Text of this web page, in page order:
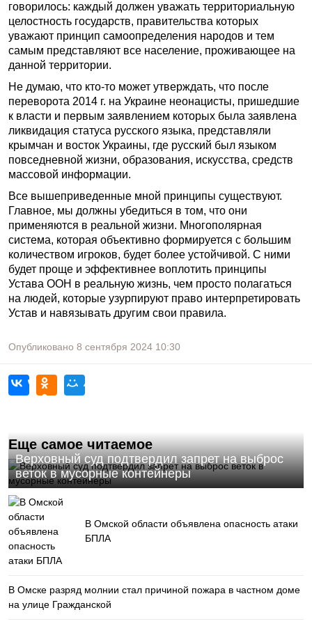
говорилось: каждый должен уважать территориальную
целостность государств, правительства которых
уважают принцип самоопределения народов и тем
самым представляют все население, проживающее на
данной территории.
Не думаю, что кто-то может утверждать, что после
переворота 2014 г. на Украине неонацисты, пришедшие
к власти и первым заявлением которых была заявлена
ликвидация статуса русского языка, представляли
крымчан и восток Украины, где русский был языком
повседневной жизни, образования, искусства, средств
массовой информации.
Все вышеприведенные мной принципы существуют.
Главное, мы должны убедиться в том, что они
применяются в реальной жизни. Многополярная
система, которая объективно формируется с большим
количеством игроков, будет более устойчивой. С ними
будет проще и эффективнее воплотить принципы
Устава ООН в реальную жизнь, чем просто полагаться
на людей, которые узурпируют право интерпретировать
Устав и навязывать другим свои правила.
Опубликовано 8 сентября 2024 10:30
Еще самое читаемое
Верховный суд подтвердил запрет на выброс
веток в мусорные контейнеры
В Омской области объявлена опасность атаки
БПЛА
В Омске разряд молнии стал причиной пожара в частном доме
на улице Гражданской